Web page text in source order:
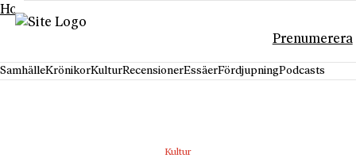
Hoppa till innehåll
Prenumerera
SamhälleKrönikorKulturRecensionerEssäerFördjupningPodcasts
Kultur